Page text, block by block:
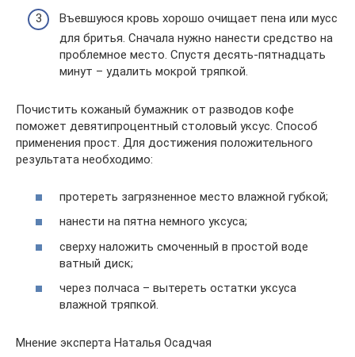
Въевшуюся кровь хорошо очищает пена или мусс
для бритья. Сначала нужно нанести средство на
проблемное место. Спустя десять-пятнадцать
минут – удалить мокрой тряпкой.
Почистить кожаный бумажник от разводов кофе
поможет девятипроцентный столовый уксус. Способ
применения прост. Для достижения положительного
результата необходимо:
протереть загрязненное место влажной губкой;
нанести на пятна немного уксуса;
сверху наложить смоченный в простой воде
ватный диск;
через полчаса – вытереть остатки уксуса
влажной тряпкой.
Мнение эксперта Наталья Осадчая